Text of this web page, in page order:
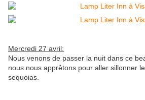
Mercredi 27 avril:
Nous venons de passer la nuit dans ce
nous nous apprêtons pour aller sillonner
sequoias.